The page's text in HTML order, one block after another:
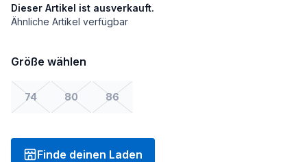
Dieser Artikel ist ausverkauft.
Ähnliche Artikel verfügbar
Größe wählen
74 80 86
Finde deinen Laden